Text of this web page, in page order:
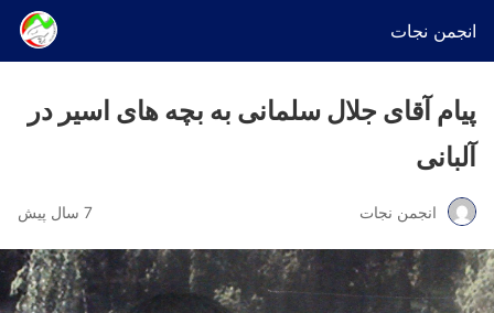
انجمن نجات
پیام آقای جلال سلمانی به بچه های اسیر در
آلبانی
انجمن نجات 7 سال پیش